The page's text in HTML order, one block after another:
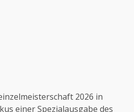
2026 in
einer Spezialausgabe des